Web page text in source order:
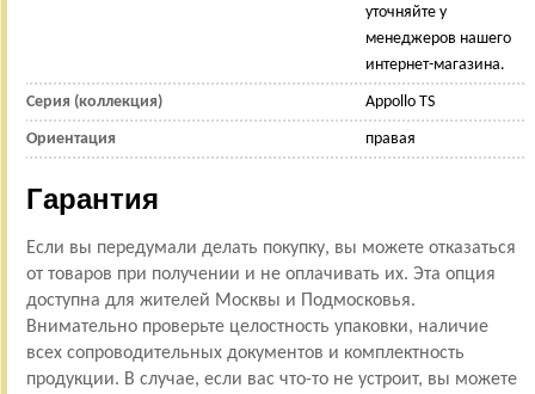
уточняйте у
менеджеров нашего
интернет-магазина.
Серия (коллекция) Appollo TS
Ориентация правая
Гарантия
Если вы передумали делать покупку, вы можете отказаться
от товаров при получении и не оплачивать их. Эта опция
доступна для жителей Москвы и Подмосковья.
Внимательно проверьте целостность упаковки, наличие
всех сопроводительных документов и комплектность
продукции. В случае, если вас что-то не устроит, вы можете